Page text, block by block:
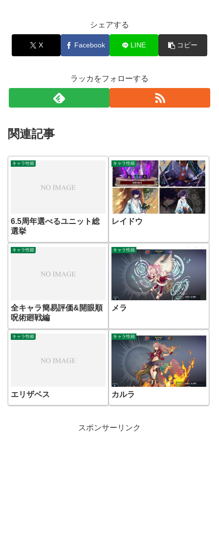
シェアする
X Facebook LINE コピー
ラッカをフォローする
関連記事
キャラ性能
6.5周年選べるユニット総
選挙
キャラ性能
レイドウ
キャラ性能
全キャラ簡易評価&開眼順
呪術廻戦編
キャラ性能
メラ
キャラ性能
エリザベス
キャラ性能
カルラ
スポンサーリンク